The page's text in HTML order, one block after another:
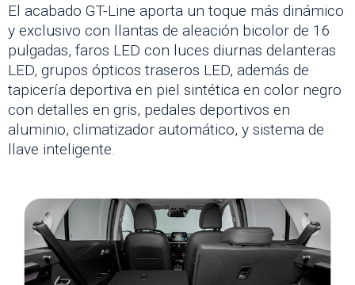
El acabado GT-Line aporta un toque más dinámico
y exclusivo con llantas de aleación bicolor de 16
pulgadas, faros LED con luces diurnas delanteras
LED, grupos ópticos traseros LED, además de
tapicería deportiva en piel sintética en color negro
con detalles en gris, pedales deportivos en
aluminio, climatizador automático, y sistema de
llave inteligente.